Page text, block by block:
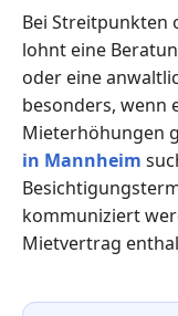
Bei Streitpunkten
lohnt eine
oder eine
besonders, wenn
Mieterhöhungen
in Mannheim
kommuniziert
Mietvertrag